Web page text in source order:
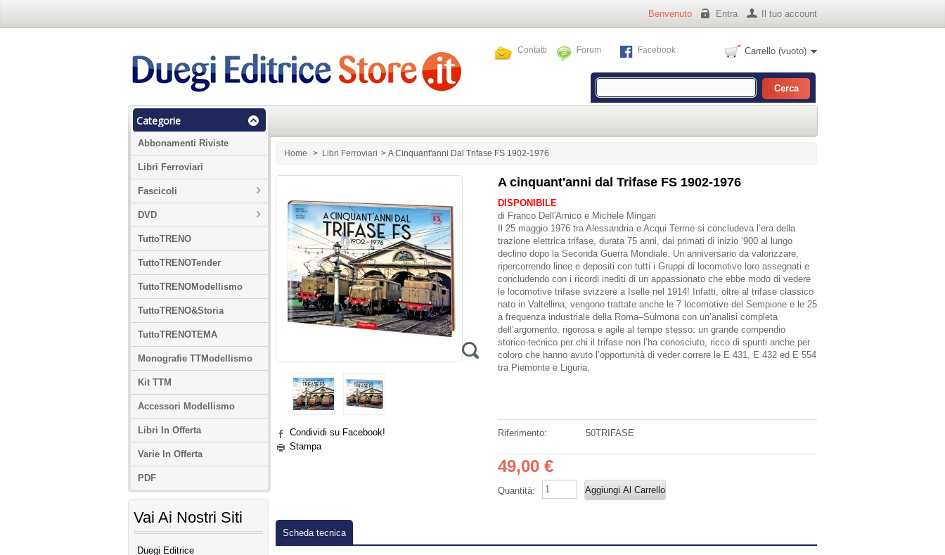
Contatti Forum Facebook Carrello (vuoto)
Benvenuto Entra Il tuo account
Categorie
Abbonamenti Riviste
Libri Ferroviari
Fascicoli
DVD
TuttoTRENO
TuttoTRENOTender
TuttoTRENOModellismo
TuttoTRENO&Storia
TuttoTRENOTEMA
Monografie TTModellismo
Kit TTM
Accessori Modellismo
Libri In Offerta
Varie In Offerta
PDF
Home > Libri Ferroviari > A Cinquant'anni Dal Trifase FS 1902-1976
Condividi su Facebook!
Stampa
A cinquant'anni dal Trifase FS 1902-1976
DISPONIBILE
di Franco Dell'Amico e Michele Mingari
Il 25 maggio 1976 tra Alessandria e Acqui Terme si concludeva l’era della
trazione elettrica trifase, durata 75 anni, dai primati di inizio ‘900 al lungo
declino dopo la Seconda Guerra Mondiale. Un anniversario da valorizzare,
ripercorrendo linee e depositi con tutti i Gruppi di locomotive loro assegnati e
concludendo con i ricordi inediti di un appassionato che ebbe modo di vedere
le locomotive trifase svizzere a Iselle nel 1914! Infatti, oltre al trifase classico
nato in Valtellina, vengono trattate anche le 7 locomotive del Sempione e le 25
a frequenza industriale della Roma–Sulmona con un’analisi completa
dell’argomento, rigorosa e agile al tempo stesso: un grande compendio
storico-tecnico per chi il trifase non l’ha conosciuto, ricco di spunti anche per
coloro che hanno avuto l’opportunità di veder correre le E 431, E 432 ed E 554
tra Piemonte e Liguria.
Riferimento: 50TRIFASE
49,00 €
Quantità:
Scheda tecnica
Vai Ai Nostri Siti
Duegi Editrice